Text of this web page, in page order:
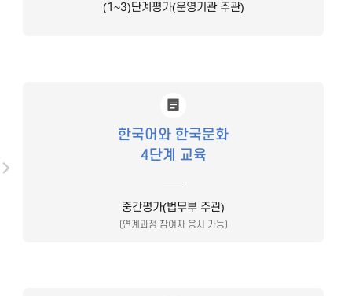
(1~3)단계평가(운영기관 주관)
한국어와 한국문화
4단계 교육
중간평가(법무부 주관)
(연계과정 참여자 응시 가능)